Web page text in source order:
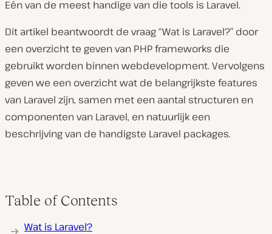
Eén van de meest handige van die tools is Laravel.
Dit artikel beantwoordt de vraag “Wat is Laravel?” door
een overzicht te geven van PHP frameworks die
gebruikt worden binnen webdevelopment. Vervolgens
geven we een overzicht wat de belangrijkste features
van Laravel zijn, samen met een aantal structuren en
componenten van Laravel, en natuurlijk een
beschrijving van de handigste Laravel packages.
Table of Contents
Wat is Laravel?